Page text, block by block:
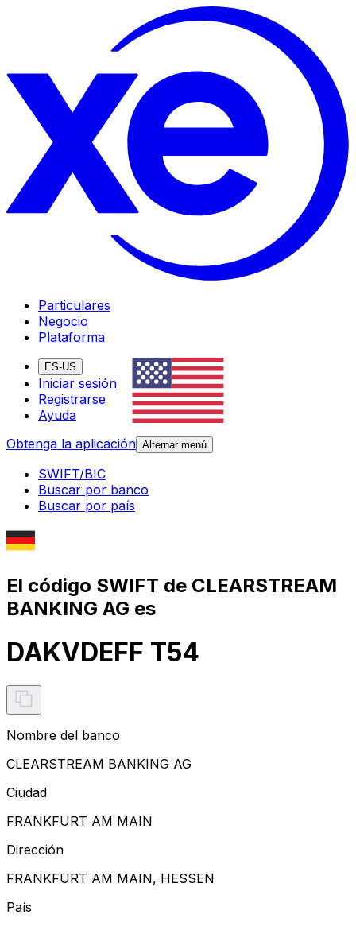
Particulares
Negocio
Plataforma
ES-US
Iniciar sesión
Registrarse
Ayuda
Obtenga la aplicación Alternar menú
SWIFT/BIC
Buscar por banco
Buscar por país
El código SWIFT de CLEARSTREAM
BANKING AG es
DAKVDEFF T54
Nombre del banco
CLEARSTREAM BANKING AG
Ciudad
FRANKFURT AM MAIN
Dirección
FRANKFURT AM MAIN, HESSEN
País